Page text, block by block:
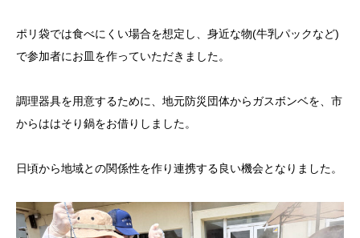
ポリ袋では食べにくい場合を想定し、身近な物(牛乳パックなど)
で参加者にお皿を作っていただきました。
調理器具を用意するために、地元防災団体からガスボンベを、市
からははそり鍋をお借りしました。
日頃から地域との関係性を作り連携する良い機会となりました。